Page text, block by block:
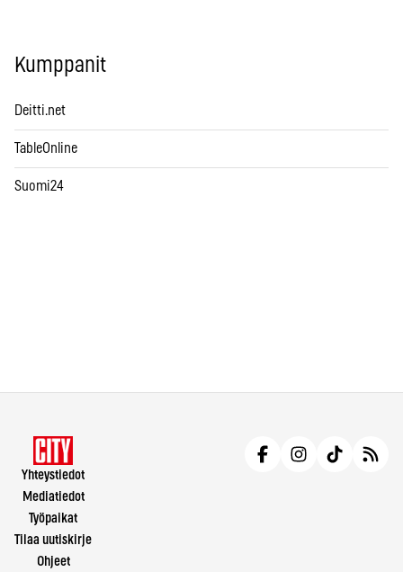
Kumppanit
Deitti.net
TableOnline
Suomi24
Yhteystiedot
Mediatiedot
Työpaikat
Tilaa uutiskirje
Ohjeet